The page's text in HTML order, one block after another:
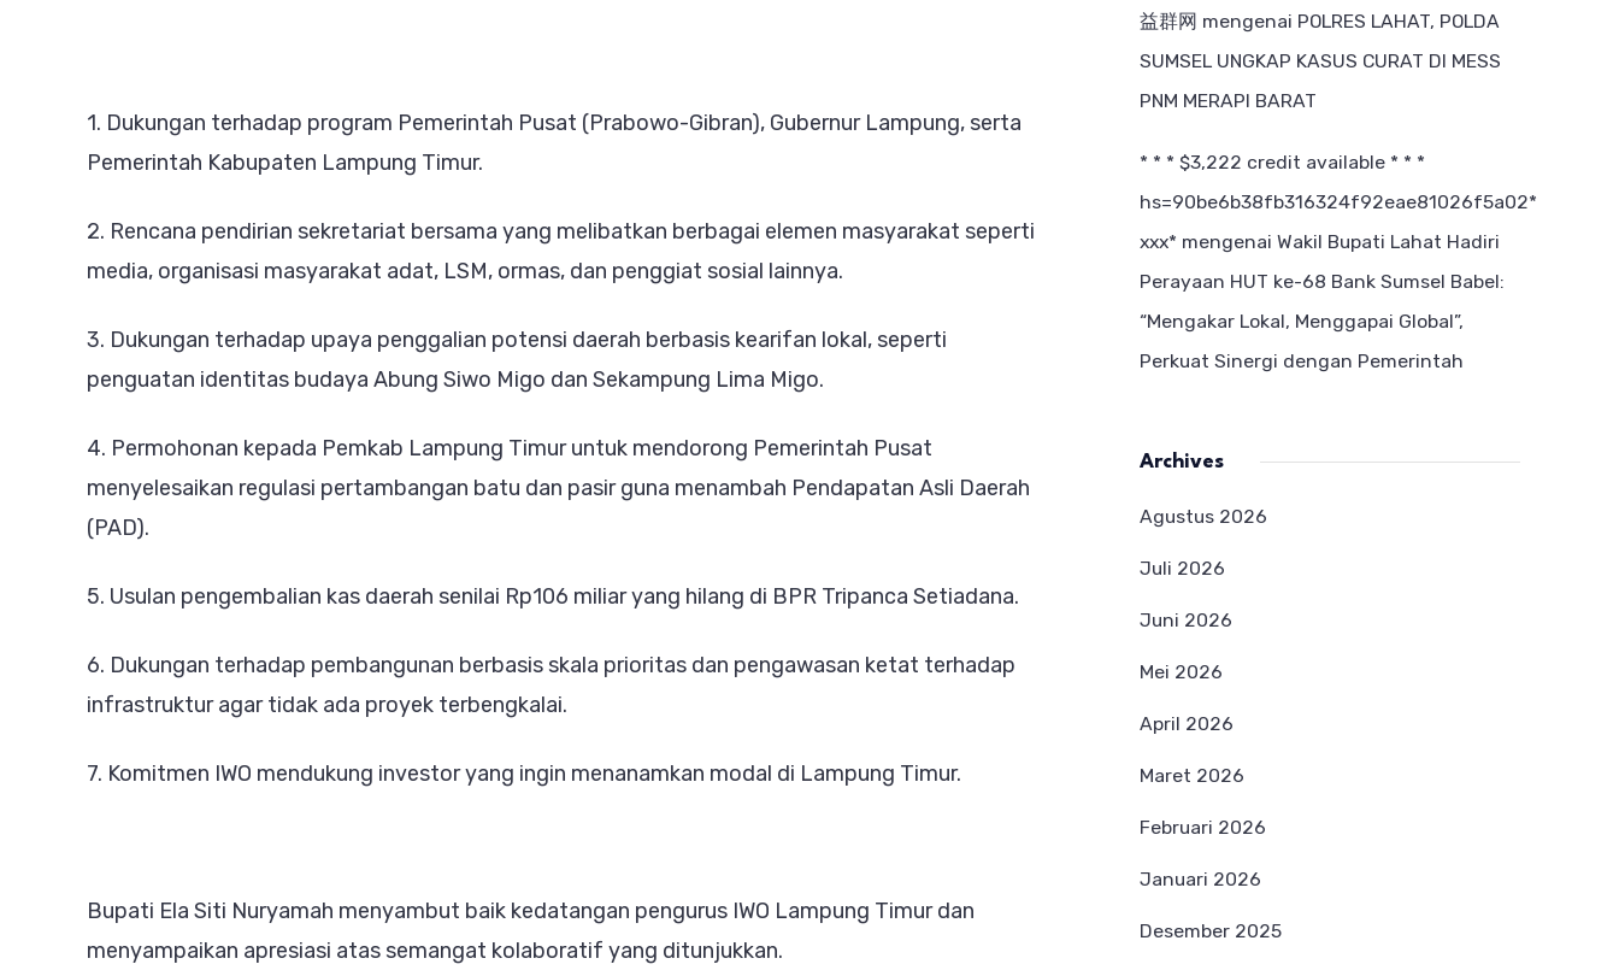
1. Dukungan terhadap program Pemerintah Pusat (Prabowo-Gibran), Gubernur Lampung, serta
Pemerintah Kabupaten Lampung Timur.
2. Rencana pendirian sekretariat bersama yang melibatkan berbagai elemen masyarakat seperti
media, organisasi masyarakat adat, LSM, ormas, dan penggiat sosial lainnya.
3. Dukungan terhadap upaya penggalian potensi daerah berbasis kearifan lokal, seperti
penguatan identitas budaya Abung Siwo Migo dan Sekampung Lima Migo.
4. Permohonan kepada Pemkab Lampung Timur untuk mendorong Pemerintah Pusat
menyelesaikan regulasi pertambangan batu dan pasir guna menambah Pendapatan Asli Daerah
(PAD).
5. Usulan pengembalian kas daerah senilai Rp106 miliar yang hilang di BPR Tripanca Setiadana.
6. Dukungan terhadap pembangunan berbasis skala prioritas dan pengawasan ketat terhadap
infrastruktur agar tidak ada proyek terbengkalai.
7. Komitmen IWO mendukung investor yang ingin menanamkan modal di Lampung Timur.
Bupati Ela Siti Nuryamah menyambut baik kedatangan pengurus IWO Lampung Timur dan
menyampaikan apresiasi atas semangat kolaboratif yang ditunjukkan.
益群网 mengenai POLRES LAHAT, POLDA
SUMSEL UNGKAP KASUS CURAT DI MESS
PNM MERAPI BARAT
* * * $3,222 credit available * * *
hs=90be6b38fb316324f92eae81026f5a02*
ххх* mengenai Wakil Bupati Lahat Hadiri
Perayaan HUT ke-68 Bank Sumsel Babel:
“Mengakar Lokal, Menggapai Global”,
Perkuat Sinergi dengan Pemerintah
Archives
Agustus 2026
Juli 2026
Juni 2026
Mei 2026
April 2026
Maret 2026
Februari 2026
Januari 2026
Desember 2025